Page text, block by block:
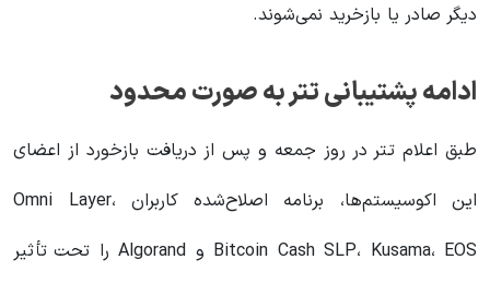
دیگر صادر یا بازخرید نمی‌شوند.
ادامه پشتیبانی تتر به صورت محدود
طبق اعلام تتر در روز جمعه و پس از دریافت بازخورد از اعضای
این اکوسیستم‌ها، برنامه اصلاح‌شده کاربران Omni Layer،
Bitcoin Cash SLP، Kusama، EOS و Algorand را تحت تأثیر